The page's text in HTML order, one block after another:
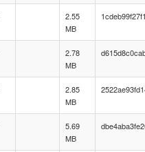
2.55
MB
2.78
MB
2.85
MB
5.69
MB